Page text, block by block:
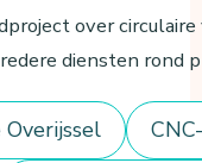
over
diensten